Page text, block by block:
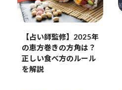
【占い師監修】2025年
の恵方巻きの方角は？
正しい食べ方のルール
を解説